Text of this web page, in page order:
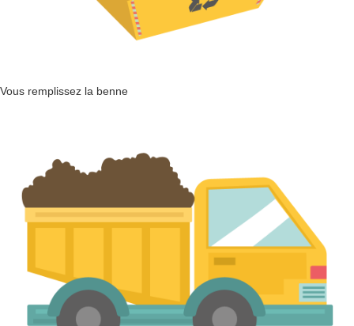
Vous remplissez la benne